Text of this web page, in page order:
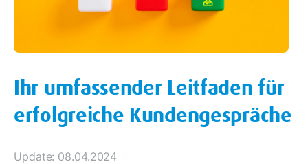
Ihr umfassender Leitfaden für
erfolgreiche Kundengespräche
Update: 08.04.2024